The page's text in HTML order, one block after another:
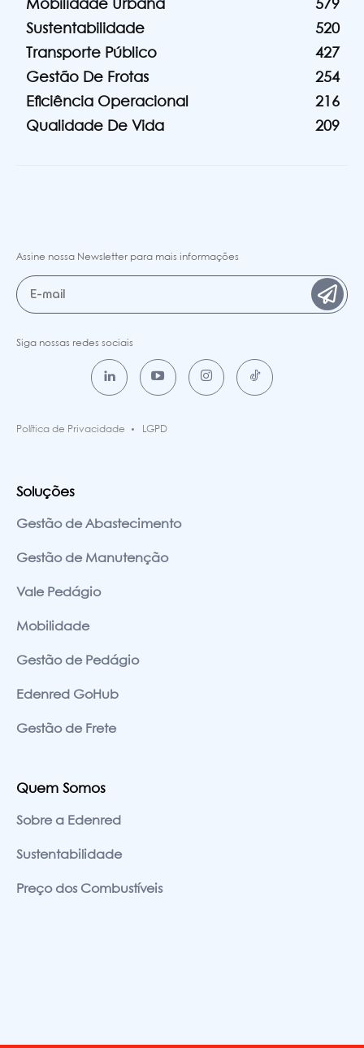
Mobilidade Urbana
579
Sustentabilidade
520
Transporte Público
427
Gestão De Frotas
254
Eficiência Operacional
216
Qualidade De Vida
209
Assine nossa Newsletter para mais informações
Siga nossas redes sociais
Política de Privacidade LGPD
Soluções
Gestão de Abastecimento
Gestão de Manutenção
Vale Pedágio
Mobilidade
Gestão de Pedágio
Edenred GoHub
Gestão de Frete
Quem Somos
Sobre a Edenred
Sustentabilidade
Preço dos Combustíveis